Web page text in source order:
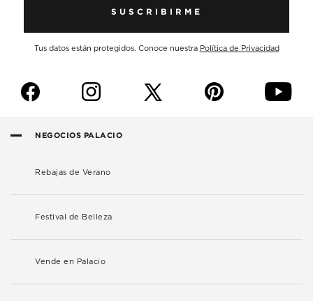
SUSCRIBIRME
Tus datos están protegidos. Conoce nuestra Política de Privacidad
f i p y
NEGOCIOS PALACIO
Rebajas de Verano
Festival de Belleza
Vende en Palacio